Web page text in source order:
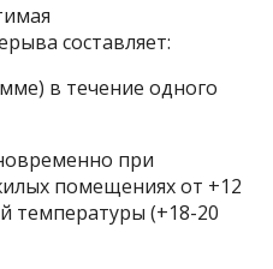
составляет:
в течение одного
при
помещениях от +12
температуры (+18-20